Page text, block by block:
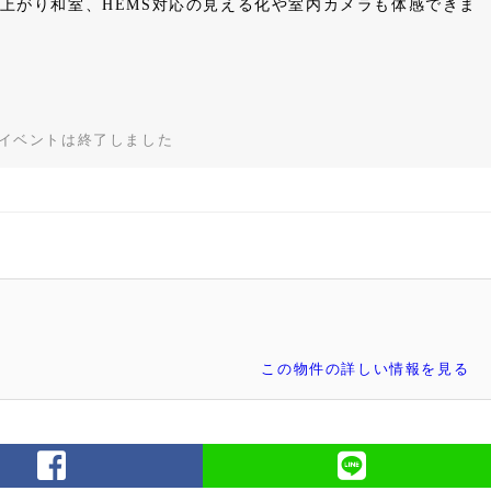
がり和室、HEMS対応の見える化や室内カメラも体感できま
ベントは終了しました
この物件の詳しい情報を見る